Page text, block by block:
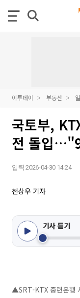
이투데이 부동산
국토부,
전 돌입
입력 2026-04-30 14:24
천상우 기자
기사 듣기
▲SRT-KTX 중련운행